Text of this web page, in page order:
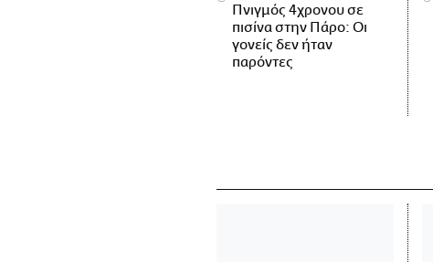
Πνιγμός 4χρονου σε
πισίνα στην Πάρο: Οι
γονείς δεν ήταν
παρόντες